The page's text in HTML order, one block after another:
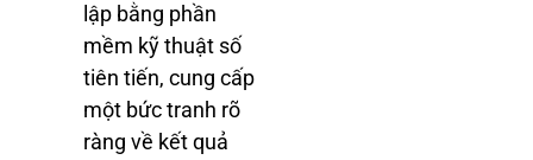
lập bằng phần
mềm kỹ thuật số
tiên tiến, cung cấp
một bức tranh rõ
ràng về kết quả